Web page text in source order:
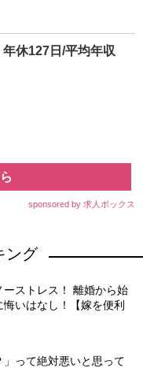
休127日/平均年収
sponsored by 求人ボックス
ング
ストレス！ 離婚から始
いはなし！【嫁を便利
」って絶対悪いと思って